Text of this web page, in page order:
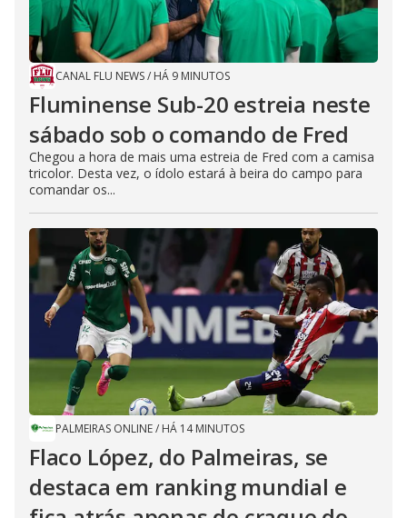
CANAL FLU NEWS/ HÁ 9 MINUTOS
Fluminense Sub-20 estreia neste
sábado sob o comando de Fred
Chegou a hora de mais uma estreia de Fred com a camisa
tricolor. Desta vez, o ídolo estará à beira do campo para
comandar os...
PALMEIRAS ONLINE/ HÁ 14 MINUTOS
Flaco López, do Palmeiras, se
destaca em ranking mundial e